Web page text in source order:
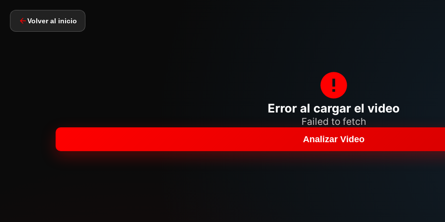
Volver al inicio
Error al cargar el video
Failed to fetch
Analizar Video